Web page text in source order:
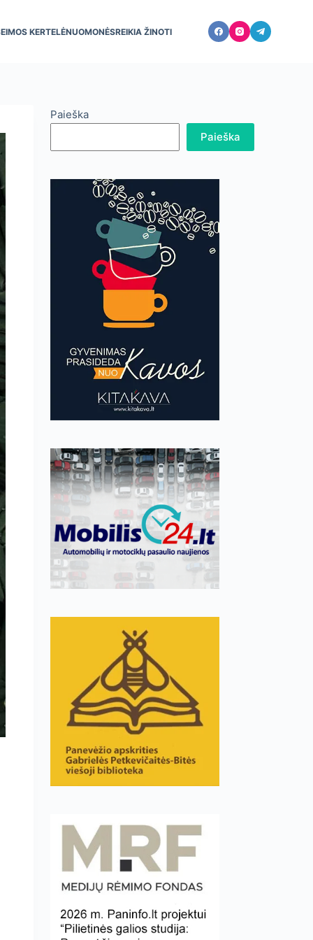
KERTELĖNUOMONĖSREIKIA ŽINOTI
Paieška
Paieška